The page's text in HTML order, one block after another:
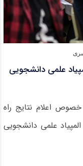
علمی دانشجویی
اعلام نتایج راه
علمی دانشجویی